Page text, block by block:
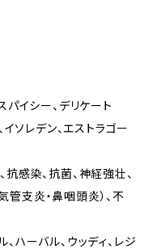
イシー、デリケート
ソレデン、エストラゴー
感染、抗菌、神経強壮、
管支炎・鼻咽頭炎）、不
ハーバル、ウッディ、レジ